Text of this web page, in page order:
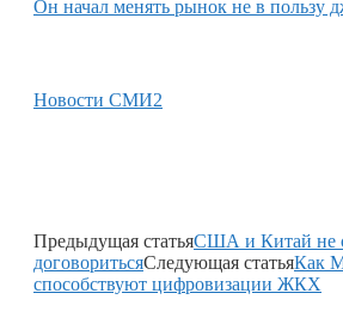
Он начал менять рынок не в пользу
Новости СМИ2
Предыдущая статьяСША и Китай не
договоритьсяСледующая статьяКак
способствуют цифровизации ЖКХ